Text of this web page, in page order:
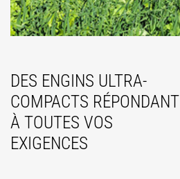
DES ENGINS ULTRA-
COMPACTS RÉPONDANT
À TOUTES VOS
EXIGENCES